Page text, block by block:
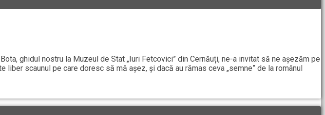
ghidul nostru la Muzeul de Stat „Iuri Fetcovici” din Cernăuți, ne-a invitat să ne așezăm pe
scaunul pe care doresc să mă așez, și dacă au rămas ceva „semne” de la românul